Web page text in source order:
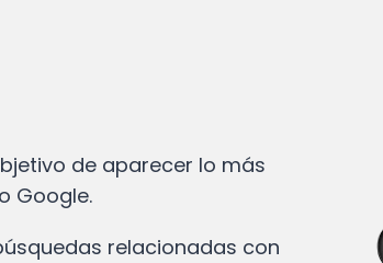
de aparecer lo más
Google.
relacionadas con